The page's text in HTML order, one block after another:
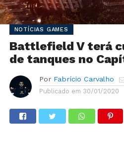
NOTÍCIAS GAMES
Battlefield V terá
de tanques no
Por Fabrício Carvalho
Publicado em 30/01/2020